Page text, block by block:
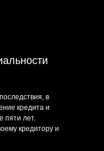
в
кредита и
пяти лет.
кредитору и